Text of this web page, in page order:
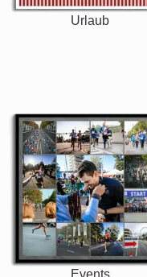
Urlaub
Events